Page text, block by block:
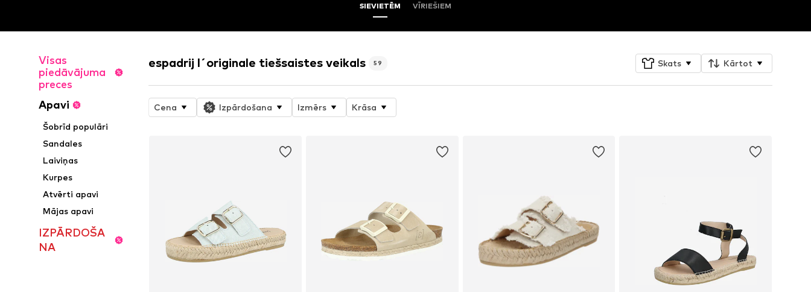
SIEVIETĒM VĪRIEŠIEM
Visas
piedāvājuma
preces
Apavi
Šobrīd populāri
Sandales
Laiviņas
Kurpes
Atvērti apavi
Mājas apavi
IZPĀRDOŠA
NA
espadrij l´originale tiešsaistes veikals 59 Skats Kārtot
Cena Izpārdošana Izmērs Krāsa